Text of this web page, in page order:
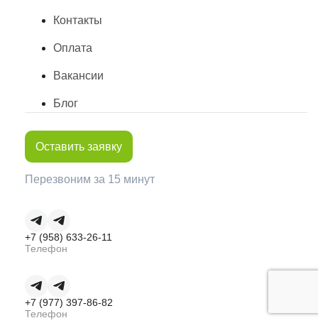
Контакты
Оплата
Вакансии
Блог
Оставить заявку
Перезвоним за 15 минут
+7 (958) 633-26-11
Телефон
+7 (977) 397-86-82
Телефон